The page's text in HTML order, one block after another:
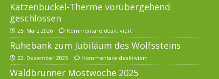
Katzenbuckel-Therme vorübergehend
geschlossen
25. März 2026 Kommentare deaktiviert
Ruhebank zum Jubiläum des Wolfssteins
22. Dezember 2025 Kommentare deaktiviert
Waldbrunner Mostwoche 2025